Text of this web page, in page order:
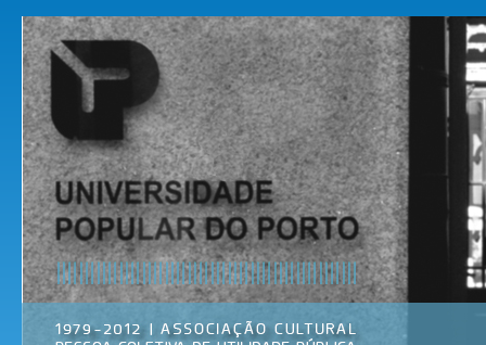
Universidade
Popular do
Porto
Associação
Cultural